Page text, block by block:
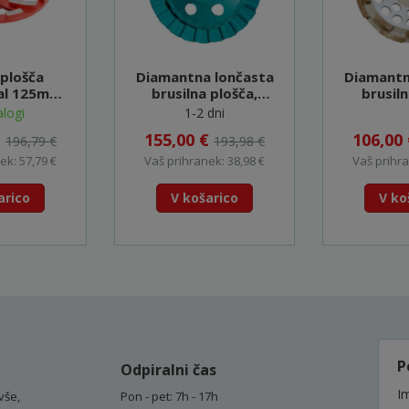
125mm -
196,79 €
57,79 €
Diamantna lončasta
brusilna plošča,
valovita 110mm - A-
1-2 dni
155,00 € 193,98 €
Vaš prihranek: 38,98 €
V košarico
Vaš
V
Odpiralni čas
Pon - pet: 7h - 17h